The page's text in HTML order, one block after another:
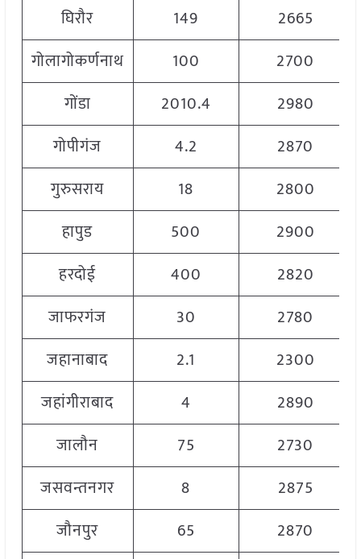
घिरौर
149
2665
गोलागोकर्णनाथ
100
2700
गोंडा
2010.4
2980
गोपीगंज
4.2
2870
गुरुसराय
18
2800
हापुड
500
2900
हरदोई
400
2820
जाफरगंज
30
2780
जहानाबाद
2.1
2300
जहांगीराबाद
4
2890
जालौन
75
2730
जसवन्तनगर
8
2875
जौनपुर
65
2870